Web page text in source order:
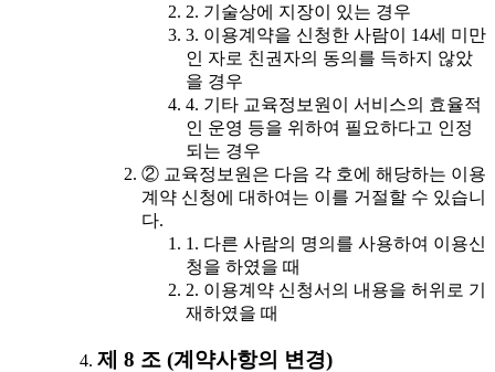
2. 기술상에 지장이 있는 경우
3. 이용계약을 신청한 사람이 14세 미만
인 자로 친권자의 동의를 득하지 않았
을 경우
4. 기타 교육정보원이 서비스의 효율적
인 운영 등을 위하여 필요하다고 인정
되는 경우
② 교육정보원은 다음 각 호에 해당하는 이용
계약 신청에 대하여는 이를 거절할 수 있습니
다.
1. 다른 사람의 명의를 사용하여 이용신
청을 하였을 때
2. 이용계약 신청서의 내용을 허위로 기
재하였을 때
제 8 조 (계약사항의 변경)